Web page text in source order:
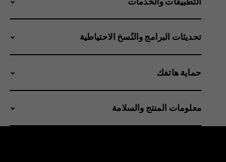
تحديثات البرامج والنُسخ الاحتياطية
حماية هاتفك
معلومات المنتج والسلامة